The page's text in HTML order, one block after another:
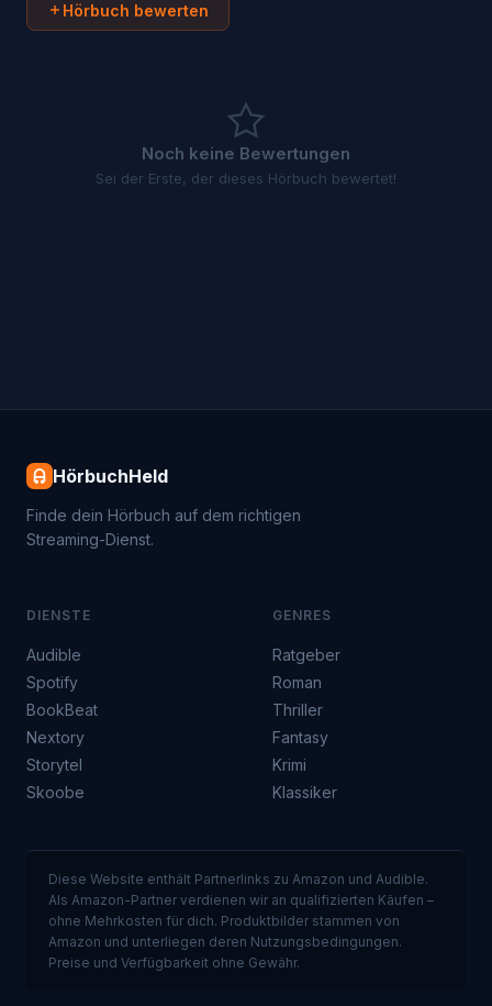
Hörbuch bewerten
Noch keine Bewertungen
Sei der Erste, der dieses Hörbuch bewertet!
HörbuchHeld
Finde dein Hörbuch auf dem richtigen
Streaming-Dienst.
DIENSTE
Audible
Spotify
BookBeat
Nextory
Storytel
Skoobe
GENRES
Ratgeber
Roman
Thriller
Fantasy
Krimi
Klassiker
Diese Website enthält Partnerlinks zu Amazon und Audible.
Als Amazon-Partner verdienen wir an qualifizierten Käufen –
ohne Mehrkosten für dich. Produktbilder stammen von
Amazon und unterliegen deren Nutzungsbedingungen.
Preise und Verfügbarkeit ohne Gewähr.